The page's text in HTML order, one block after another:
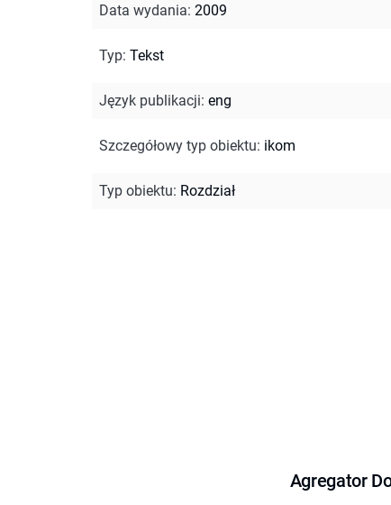
Data wydania: 2009
Typ: Tekst
Język publikacji: eng
Szczegółowy typ obiektu: ikom
Typ obiektu: Rozdział
Agregator